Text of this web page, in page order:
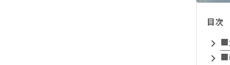
目次
■
■